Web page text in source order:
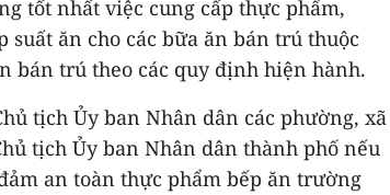
tốt nhất việc cung cấp thực phẩm,
ăn cho các bữa ăn bán trú thuộc
bán trú theo các quy định hiện hành.
tịch Ủy ban Nhân dân các phường, xã
tịch Ủy ban Nhân dân thành phố nếu
an toàn thực phẩm bếp ăn trường